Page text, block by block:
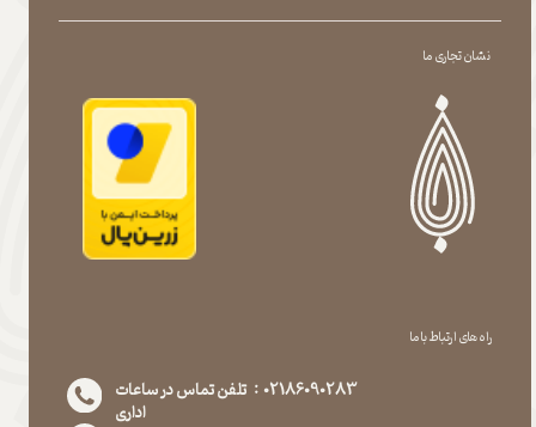
نشان تجاری ما
راه های ارتباط با ما
02186090283 : تلفن تماس در ساعات
اداری